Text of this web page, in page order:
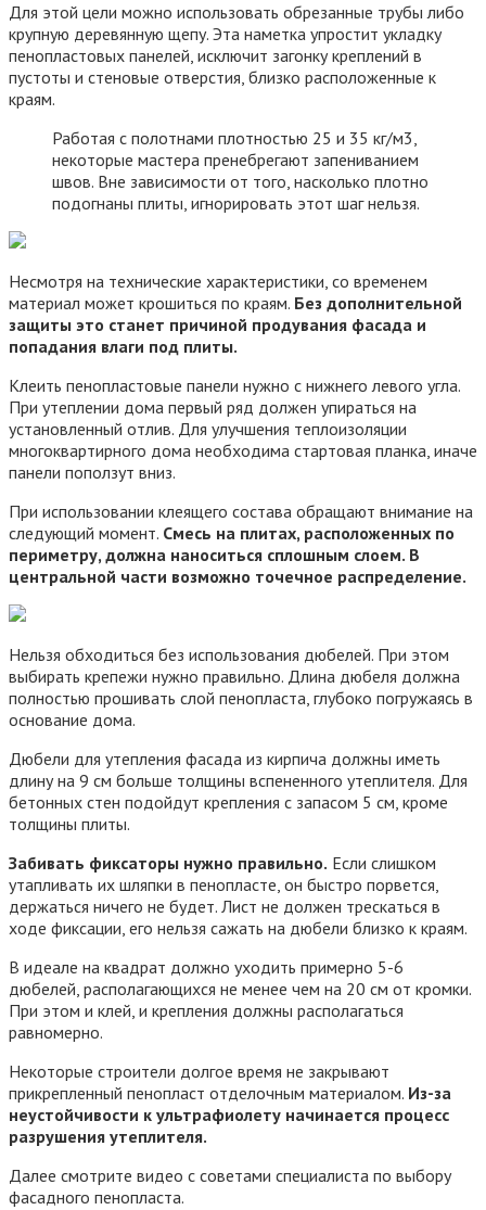
Для этой цели можно использовать обрезанные трубы либо
крупную деревянную щепу. Эта наметка упростит укладку
пенопластовых панелей, исключит загонку креплений в
пустоты и стеновые отверстия, близко расположенные к
краям.
Работая с полотнами плотностью 25 и 35 кг/м3,
некоторые мастера пренебрегают запениванием
швов. Вне зависимости от того, насколько плотно
подогнаны плиты, игнорировать этот шаг нельзя.
Несмотря на технические характеристики, со временем
материал может крошиться по краям. Без дополнительной
защиты это станет причиной продувания фасада и
попадания влаги под плиты.
Клеить пенопластовые панели нужно с нижнего левого угла.
При утеплении дома первый ряд должен упираться на
установленный отлив. Для улучшения теплоизоляции
многоквартирного дома необходима стартовая планка, иначе
панели поползут вниз.
При использовании клеящего состава обращают внимание на
следующий момент. Смесь на плитах, расположенных по
периметру, должна наноситься сплошным слоем. В
центральной части возможно точечное распределение.
Нельзя обходиться без использования дюбелей. При этом
выбирать крепежи нужно правильно. Длина дюбеля должна
полностью прошивать слой пенопласта, глубоко погружаясь в
основание дома.
Дюбели для утепления фасада из кирпича должны иметь
длину на 9 см больше толщины вспененного утеплителя. Для
бетонных стен подойдут крепления с запасом 5 см, кроме
толщины плиты.
Забивать фиксаторы нужно правильно. Если слишком
утапливать их шляпки в пенопласте, он быстро порвется,
держаться ничего не будет. Лист не должен трескаться в
ходе фиксации, его нельзя сажать на дюбели близко к краям.
В идеале на квадрат должно уходить примерно 5-6
дюбелей, располагающихся не менее чем на 20 см от кромки.
При этом и клей, и крепления должны располагаться
равномерно.
Некоторые строители долгое время не закрывают
прикрепленный пенопласт отделочным материалом. Из-за
неустойчивости к ультрафиолету начинается процесс
разрушения утеплителя.
Далее смотрите видео с советами специалиста по выбору
фасадного пенопласта.